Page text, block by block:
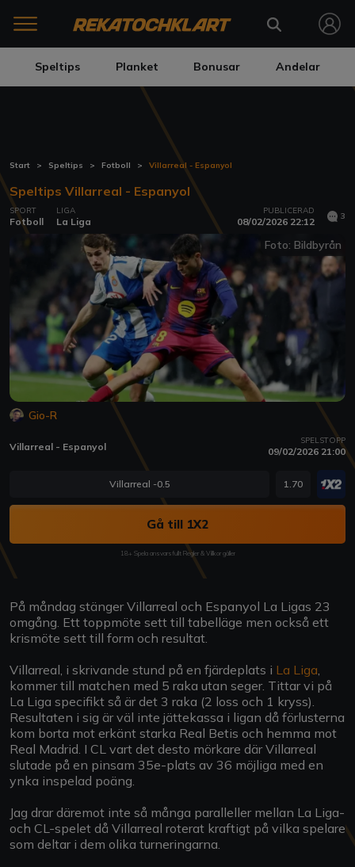
Speltips Planket Bonusar Andelar
Start Speltips Fotboll Villarreal - Espanyol
Speltips Villarreal - Espanyol
SPORT
Fotboll
LIGA
La Liga
PUBLICERAD
08/02/2026 22:12 3
Foto: Bildbyrån
Gio-R
Villarreal - Espanyol SPELSTOPP
09/02/2026 21:00
Villarreal -0.5 1.70
Gå till 1X2
18+ Spela ansvarsfullt Regler & Villkor gäller
På måndag stänger Villarreal och Espanyol La Ligas 23
omgång. Ett toppmöte sett till tabelläge men också ett
krismöte sett till form och resultat.
Villarreal, i skrivande stund på en fjärdeplats i La Liga,
kommer till matchen med 5 raka utan seger. Tittar vi på
La Liga specifikt så är det 3 raka (2 loss och 1 kryss).
Resultaten i sig är väl inte jättekassa i ligan då förlusterna
kom borta mot erkänt starka Real Betis och hemma mot
Real Madrid. I CL vart det desto mörkare där Villarreal
slutade på en pinsam 35e-plats av 36 möjliga med en
ynka inspelad poäng.
Jag drar däremot inte så många paralleller mellan La Liga-
och CL-spelet då Villarreal roterat kraftigt på vilka spelare
som deltar i dem olika turneringarna.